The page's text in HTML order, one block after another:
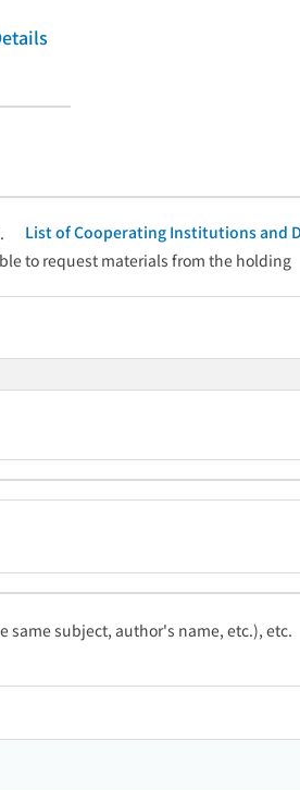
List of Cooperating Institutions and
to request materials from the holding
same subject, author's name, etc.), etc.